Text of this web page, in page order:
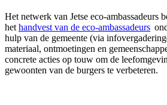
Het netwerk van Jetse eco-ambassadeurs
het handvest van de eco-ambassadeurs
hulp van de gemeente (via
materiaal, ontmoetingen en
concrete acties op touw om de
gewoonten van de burgers te verbeteren.